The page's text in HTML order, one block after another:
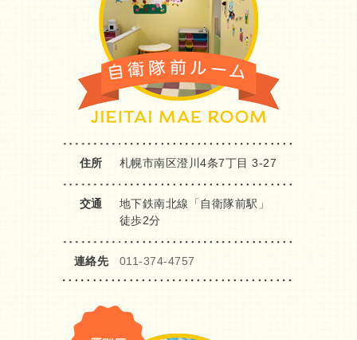
住所 札幌市南区澄川4条7丁目 3-27
交通
地下鉄南北線「自衛隊前駅」
徒歩2分
連絡先 011-374-4757